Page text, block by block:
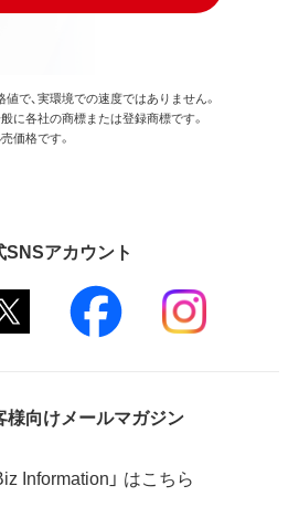
で、実環境での速度ではありません。
に各社の商標または登録商標です。
価格です。
SNSアカウント
様向けメールマガジン
Information」 はこちら